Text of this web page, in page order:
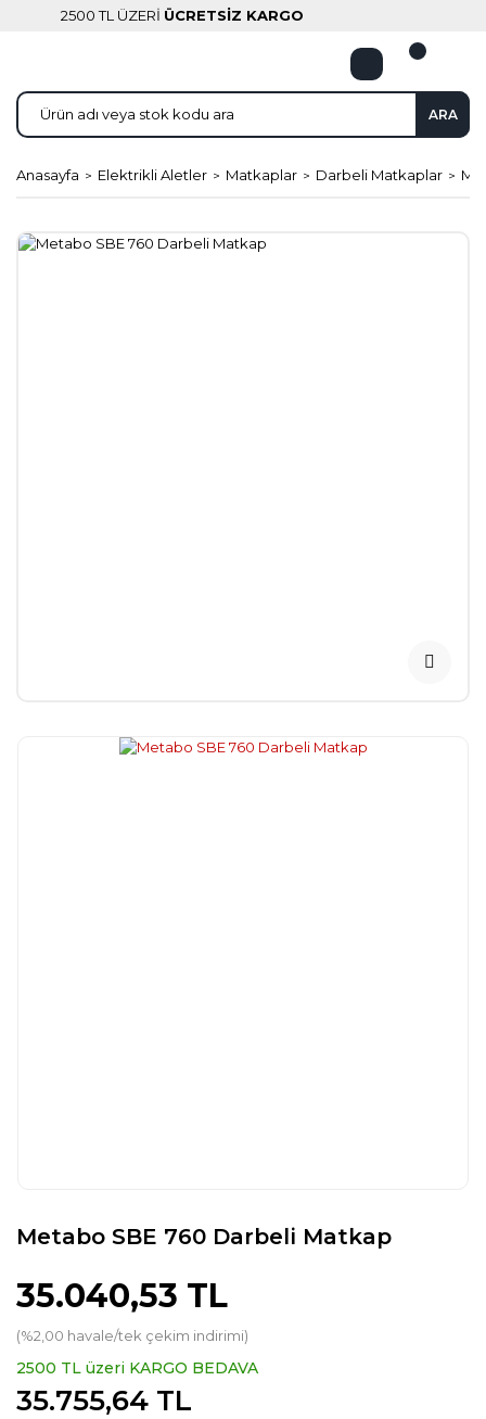
2500 TL ÜZERİ ÜCRETSİZ KARGO
ARA
Anasayfa Elektrikli Aletler Matkaplar Darbeli Matkaplar
Metabo SBE 760 Darbeli Matkap
35.040,53 TL
(%2,00 havale/tek çekim indirimi)
2500 TL üzeri KARGO BEDAVA
35.755,64 TL